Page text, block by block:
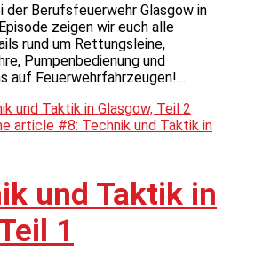
der Berufsfeuerwehr Glasgow in
zeigen wir euch alle
rund um Rettungsleine,
Pumpenbedienung und
auf Feuerwehrfahrzeugen!…
und Taktik in Glasgow, Teil 2
und Taktik in
1